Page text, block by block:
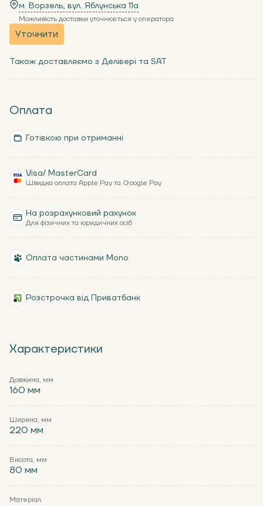
Характеристики
Довжина, мм
160 мм
Ширина, мм
220 мм
Висота, мм
80 мм
Матеріал
м. Ворзель, вул. Яблунська 11a
Можливість доставки уточнюється у оператора
Уточнити
Також доставляємо з Делівері та SAT
Оплата
Готівкою при отриманні
Visa/ MasterCard
Швидка оплата Apple Pay та Google Pay
На розрахунковий рахунок
Для фізичних та юридичних осіб
Оплата частинами Mono
Розстрочка від Приватбанк